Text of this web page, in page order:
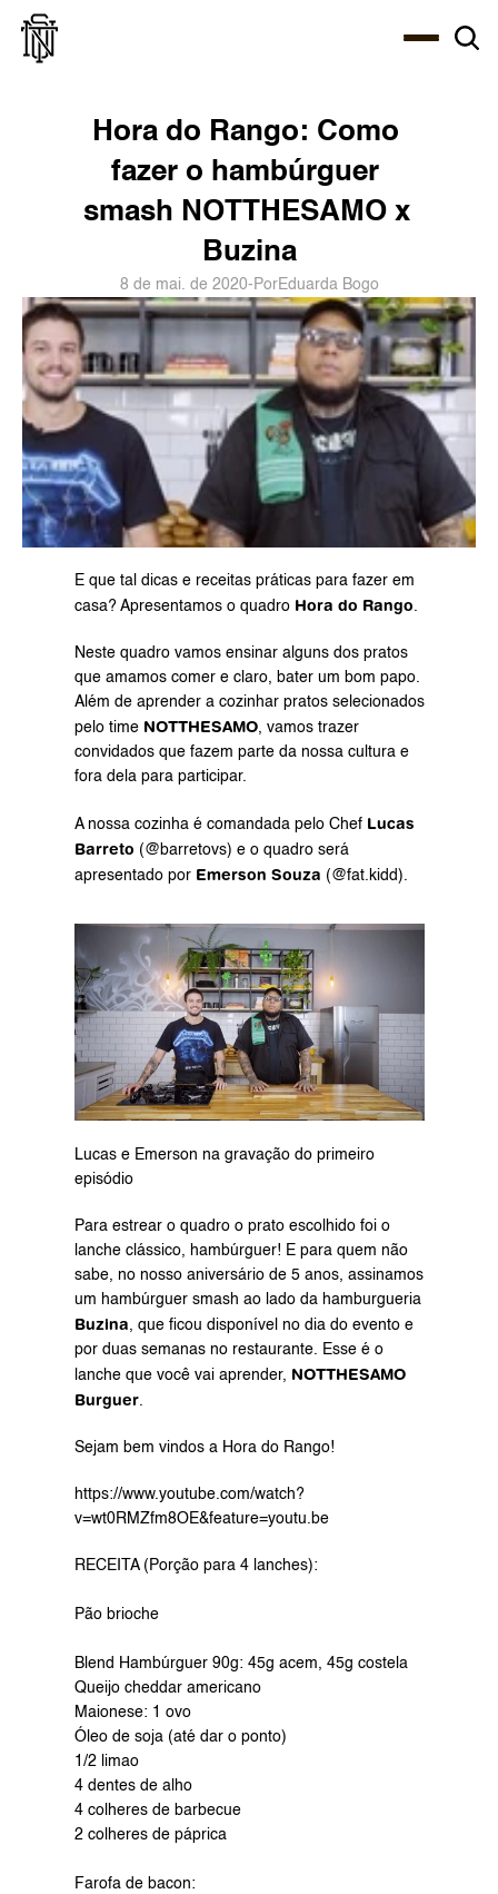
Hora do Rango: Como
fazer o hambúrguer
smash NOTTHESAMO x
Buzina
8 de mai. de 2020- PorEduarda Bogo
E que tal dicas e receitas práticas para fazer em
casa? Apresentamos o quadro Hora do Rango.
Neste quadro vamos ensinar alguns dos pratos
que amamos comer e claro, bater um bom papo.
Além de aprender a cozinhar pratos selecionados
pelo time NOTTHESAMO, vamos trazer
convidados que fazem parte da nossa cultura e
fora dela para participar.
A nossa cozinha é comandada pelo Chef Lucas
Barreto (@barretovs) e o quadro será
apresentado por Emerson Souza (@fat.kidd).
Lucas e Emerson na gravação do primeiro
episódio
Para estrear o quadro o prato escolhido foi o
lanche clássico, hambúrguer! E para quem não
sabe, no nosso aniversário de 5 anos, assinamos
um hambúrguer smash ao lado da hamburgueria
Buzina, que ficou disponível no dia do evento e
por duas semanas no restaurante. Esse é o
lanche que você vai aprender, NOTTHESAMO
Burguer.
Sejam bem vindos a Hora do Rango!
https://www.youtube.com/watch?
v=wt0RMZfm8OE&feature=youtu.be
RECEITA (Porção para 4 lanches):
Pão brioche
Blend Hambúrguer 90g: 45g acem, 45g costela
Queijo cheddar americano
Maionese: 1 ovo
Óleo de soja (até dar o ponto)
1/2 limao
4 dentes de alho
4 colheres de barbecue
2 colheres de páprica
Farofa de bacon: